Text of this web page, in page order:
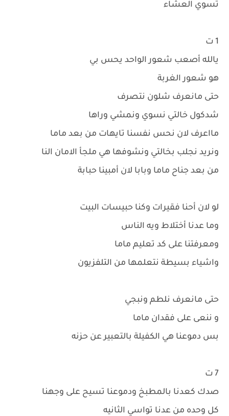
تسوي العشاء
1 ت
يالله أصعب شعور الواحد يحس بي
هو شعور الغربة
حتى مانعرف شلون نتصرف
شدكول خالتي نسوي ونمشي وراها
مااعرف لان نحس نفسنا تايهات من بعد ماما
ونريد نجلب بخالتي ونشوفها هي ملجأ الامان النا
من بعد جناح ماما وبابا لان أمبينا حبابة
لو لان أحنا فقيرات وكنا حبيسات البيت
وما عدنا أختلاط ويه الناس
ومعرفتنا على كد تعليم ماما
واشياء بسيطة نتعلمها من التلفزيون
حتى مانعرف نلطم ونبجي
و ننعى على فقدان ماما
بس دموعنا هي الكفيلة بالتعبير عن حزنه
7 ت
صدك كعدنا بالمطبخ ودموعنا تسيح على وجهنا
كل وحده من عدنا تواسي الثانيه